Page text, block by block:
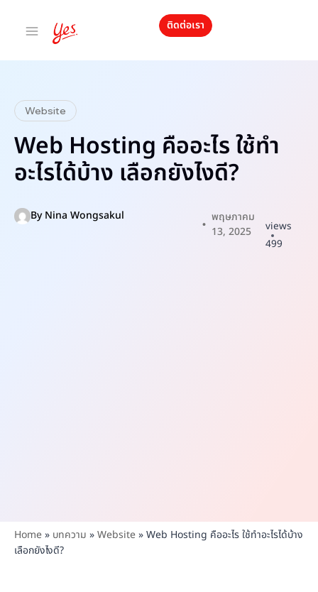
ติดต่อเรา
Website
Web Hosting คืออะไร ใช้ทำ
อะไรได้บ้าง เลือกยังไงดี?
ByNina Wongsakul
พฤษภาคม
13, 2025
views
499
Home» บทความ »Website»Web Hosting คืออะไร ใช้ทำอะไรได้บ้าง
เลือกยังไงดี?